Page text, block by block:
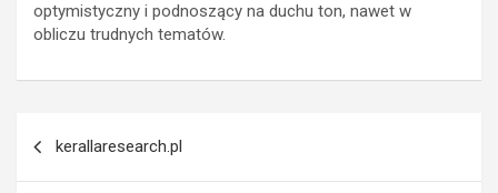
optymistyczny i podnoszący na duchu ton, nawet w
obliczu trudnych tematów.
kerallaresearch.pl